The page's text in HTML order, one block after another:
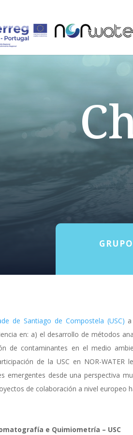
de Santiago de Compostela (USC)
en: a) el desarrollo de métodos
de contaminantes en el medio
de la USC en NOR-
emergentes desde una perspectiva
de colaboración a nivel europeo
e Quimiometría – USC